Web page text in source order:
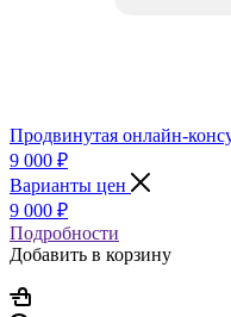
Продвинутая онлайн-
9 000 ₽
Варианты цен
9 000 ₽
Подробности
Добавить в корзину